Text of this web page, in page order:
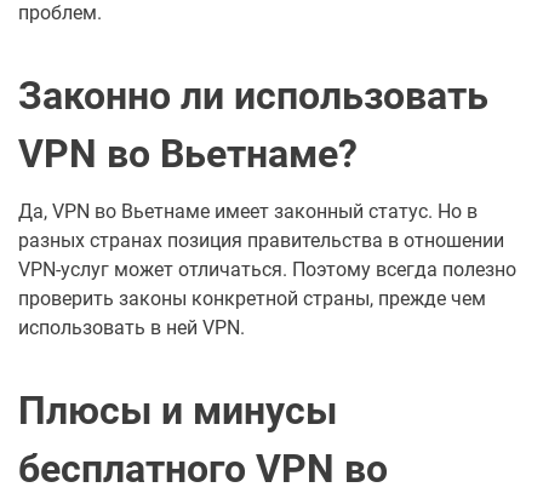
проблем.
Законно ли использовать
VPN во Вьетнаме?
Да, VPN во Вьетнаме имеет законный статус. Но в
разных странах позиция правительства в отношении
VPN-услуг может отличаться. Поэтому всегда полезно
проверить законы конкретной страны, прежде чем
использовать в ней VPN.
Плюсы и минусы
бесплатного VPN во